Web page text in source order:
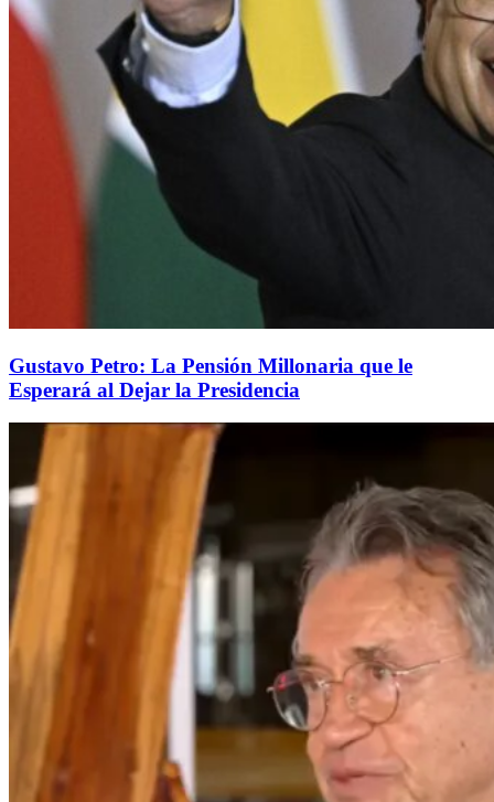
Gustavo Petro: La Pensión Millonaria que le
Esperará al Dejar la Presidencia